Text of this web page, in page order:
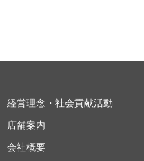
経営理念・社会貢献活動
店舗案内
会社概要